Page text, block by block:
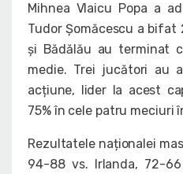
Mihnea Vlaicu Popa a
Tudor Șomăcescu a bifat
și Bădălău au terminat
medie. Trei jucători au
acțiune, lider la acest
75% în cele patru meciuri
Rezultatele naționalei
94-88 vs. Irlanda, 72-